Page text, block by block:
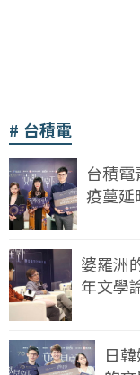
台積電
台積
疫蔓延
婆羅洲
年文學
日